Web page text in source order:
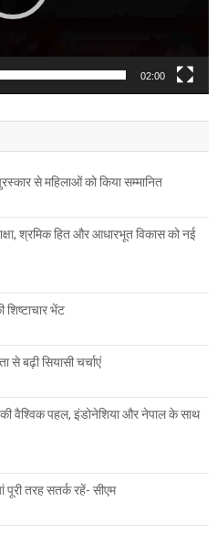
02:00
से महिलाओं को किया सम्मानित
श्रमिक हित और आधारभूत विकास को नई
भेंट
बढ़ी सियासी चर्चाएं
वैश्विक पहल, इंडोनेशिया और नेपाल के साथ
तरह सतर्क रहें- सीएम